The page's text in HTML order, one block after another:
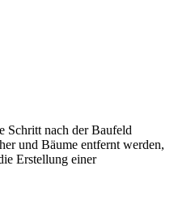
Schritt nach der Baufeld
und Bäume entfernt werden,
Erstellung einer